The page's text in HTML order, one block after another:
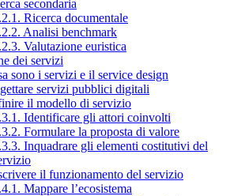
secondaria
Ricerca documentale
Analisi benchmark
Valutazione euristica
dei servizi
sono i servizi e il service design
servizi pubblici digitali
il modello di servizio
Identificare gli attori coinvolti
Formulare la proposta di valore
Inquadrare gli elementi costitutivi del
il funzionamento del servizio
Mappare l’ecosistema